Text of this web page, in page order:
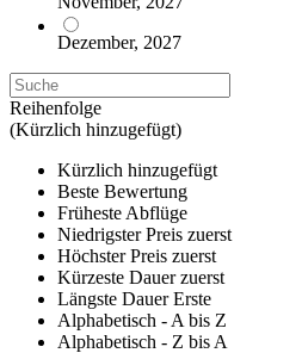
Dezember, 2027
Reihenfolge
(Kürzlich hinzugefügt)
Kürzlich hinzugefügt
Beste Bewertung
Früheste Abflüge
Niedrigster Preis zuerst
Höchster Preis zuerst
Kürzeste Dauer zuerst
Längste Dauer Erste
Alphabetisch - A bis Z
Alphabetisch - Z bis A